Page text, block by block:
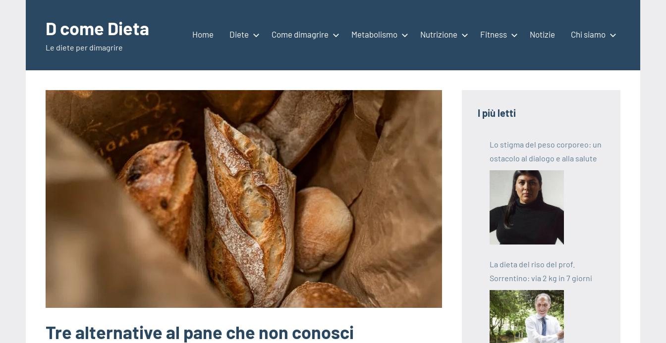
contenutoD come Dieta
Le diete per dimagrire
Home Diete Come dimagrire Metabolismo Nutrizione Fitness Notizie Chi siamo
Tre alternative al pane che non conosci
I più letti
Lo stigma del peso corporeo: un
ostacolo al dialogo e alla salute
La dieta del riso del prof.
Sorrentino: via 2 kg in 7 giorni